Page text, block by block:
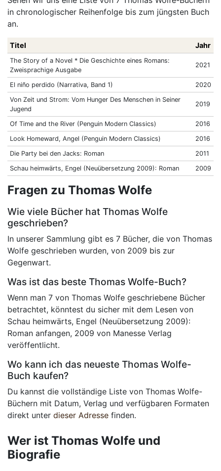
in chronologischer Reihenfolge bis zum jüngsten Buch
an.
Titel Jahr
The Story of a Novel * Die Geschichte eines Romans:
Zweisprachige Ausgabe
2021
El niño perdido (Narrativa, Band 1)
2020
Von Zeit und Strom: Vom Hunger Des Menschen in Seiner
Jugend
2019
Of Time and the River (Penguin Modern Classics)
2016
Look Homeward, Angel (Penguin Modern Classics)
2016
Die Party bei den Jacks: Roman
2011
Schau heimwärts, Engel (Neuübersetzung 2009): Roman
2009
Fragen zu Thomas Wolfe
Wie viele Bücher hat Thomas Wolfe
geschrieben?
In unserer Sammlung gibt es 7 Bücher, die von Thomas
Wolfe geschrieben wurden, von 2009 bis zur
Gegenwart.
Was ist das beste Thomas Wolfe-Buch?
Wenn man 7 von Thomas Wolfe geschriebene Bücher
betrachtet, könntest du sicher mit dem Lesen von
Schau heimwärts, Engel (Neuübersetzung 2009):
Roman anfangen, 2009 von Manesse Verlag
veröffentlicht.
Wo kann ich das neueste Thomas Wolfe-
Buch kaufen?
Du kannst die vollständige Liste von Thomas Wolfe-
Büchern mit Datum, Verlag und verfügbaren Formaten
direkt unter dieser Adresse finden.
Wer ist Thomas Wolfe und
Biografie